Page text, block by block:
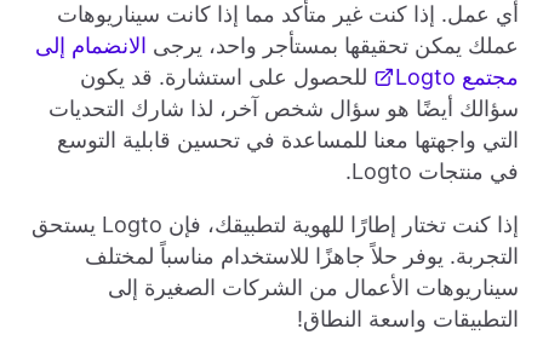
أي عمل. إذا كنت غير متأكد مما إذا كانت سيناريوهات
عملك يمكن تحقيقها بمستأجر واحد، يرجى الانضمام إلى
مجتمع Logto
للحصول على استشارة. قد يكون
سؤالك أيضًا هو سؤال شخص آخر، لذا شارك التحديات
التي واجهتها معنا للمساعدة في تحسين قابلية التوسع
في منتجات Logto.
إذا كنت تختار إطارًا للهوية لتطبيقك، فإن Logto يستحق
التجربة. يوفر حلاً جاهزًا للاستخدام مناسباً لمختلف
سيناريوهات الأعمال من الشركات الصغيرة إلى
التطبيقات واسعة النطاق!